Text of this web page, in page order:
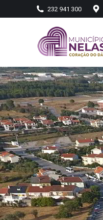
232 941 300